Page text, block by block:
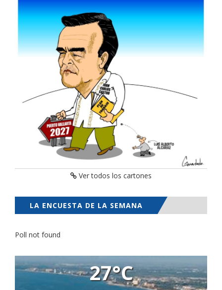
Ver todos los cartones
LA ENCUESTA DE LA SEMANA
Poll not found
27°C